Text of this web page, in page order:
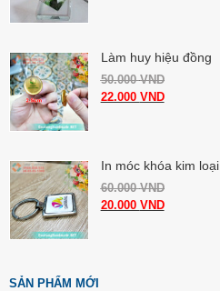
Làm huy hiệu đồng
50.000VND
22.000 VND
In móc khóa kim loại
60.000VND
20.000 VND
SẢN PHẨM MỚI